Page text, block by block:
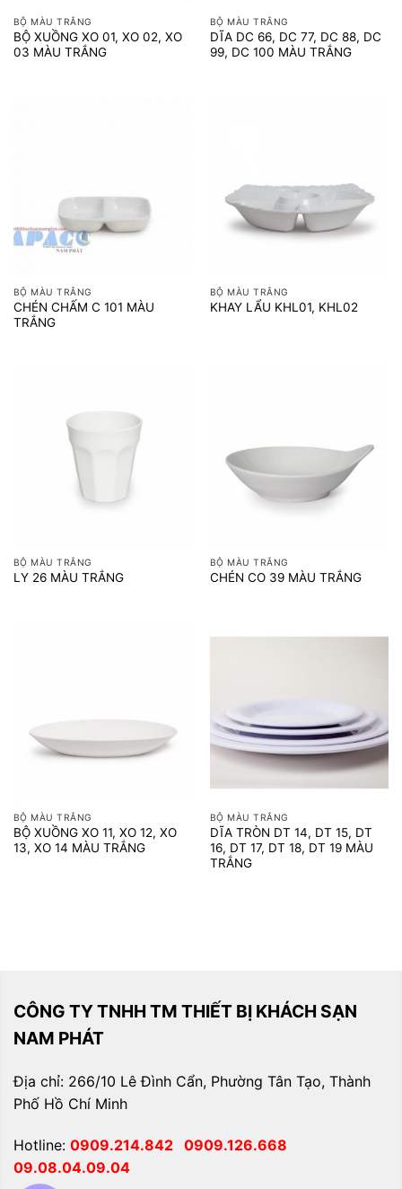
BỘ MÀU TRẮNG
BỘ XUỒNG XO 01, XO 02, XO
03 MÀU TRẮNG
BỘ MÀU TRẮNG
DĨA DC 66, DC 77, DC 88, DC
99, DC 100 MÀU TRẮNG
BỘ MÀU TRẮNG
CHÉN CHẤM C 101 MÀU
TRẮNG
BỘ MÀU TRẮNG
KHAY LẨU KHL01, KHL02
BỘ MÀU TRẮNG
LY 26 MÀU TRẮNG
BỘ MÀU TRẮNG
CHÉN CO 39 MÀU TRẮNG
BỘ MÀU TRẮNG
BỘ XUỒNG XO 11, XO 12, XO
13, XO 14 MÀU TRẮNG
BỘ MÀU TRẮNG
DĨA TRÒN DT 14, DT 15, DT
16, DT 17, DT 18, DT 19 MÀU
TRẮNG
CÔNG TY TNHH TM THIẾT BỊ KHÁCH SẠN
NAM PHÁT
Địa chỉ: 266/10 Lê Đình Cẩn, Phường Tân Tạo, Thành
Phố Hồ Chí Minh
Hotline: 0909.214.842 0909.126.668
09.08.04.09.04